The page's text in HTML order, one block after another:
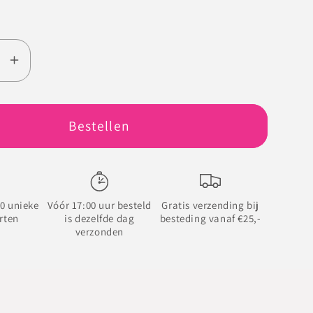
Aantal
verhogen
voor
liefs
dikke
knuffel
Bestellen
unieke
Vóór 17:00 uur besteld
is dezelfde dag
verzonden
Gratis verzending bij
besteding vanaf €25,-